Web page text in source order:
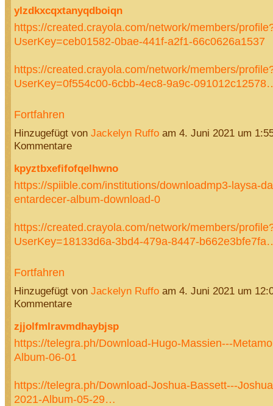
ylzdkxcqxtanyqdboiqn
https://created.crayola.com/network/members/
UserKey=ceb01582-0bae-441f-a2f1-66c0626a1537
https://created.crayola.com/network/members/
UserKey=0f554c00-6cbb-4ec8-9a9c-
Fortfahren
Hinzugefügt von Jackelyn Ruffoam 4. Juni 2021 um
Kommentare
kpyztbxefifofqelhwno
https://spiible.com/institutions/downloadmp3-laysa-
entardecer-album-download-0
https://created.crayola.com/network/members/
UserKey=18133d6a-3bd4-479a-8447-
Fortfahren
Hinzugefügt von Jackelyn Ruffoam 4. Juni 2021 um
Kommentare
zjjolfmlravmdhaybjsp
https://telegra.ph/Download-Hugo-Massien---
Album-06-01
https://telegra.ph/Download-Joshua-Bassett---
2021-Album-05-29…